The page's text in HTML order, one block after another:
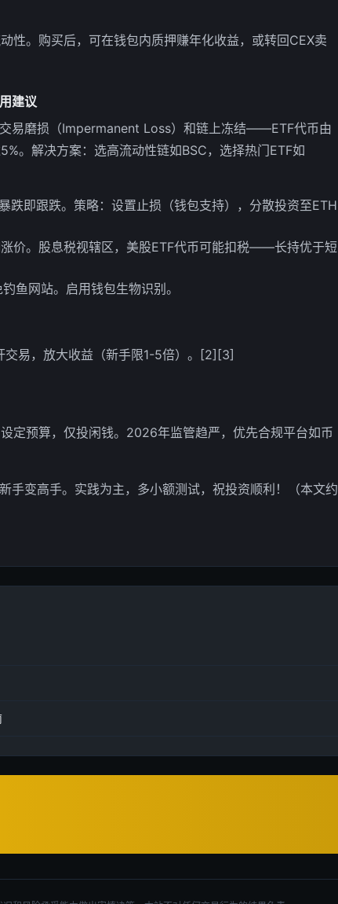
性。购买后，可在钱包内质押赚年化收益，或转回CEX卖
建议
易磨损（Impermanent Loss）和链上冻结——ETF代币由
。解决方案：选高流动性链如BSC，选择热门ETF如
跌即跟跌。策略：设置止损（钱包支持），分散投资至ETH
价。股息税视辖区，美股ETF代币可能扣税——长持优于短
鱼网站。启用钱包生物识别。
交易，放大收益（新手限1-5倍）。[2][3]
定预算，仅投闲钱。2026年监管趋严，优先合规平台如币
手变高手。实践为主，多小额测试，祝投资顺利！（本文约